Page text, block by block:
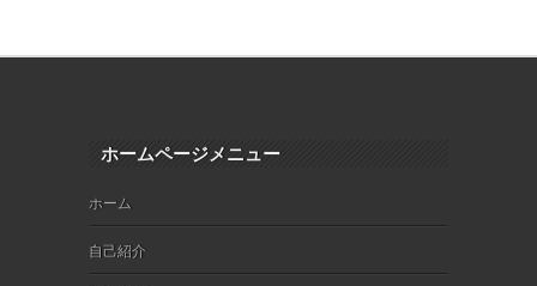
ホームページメニュー
ホーム
自己紹介